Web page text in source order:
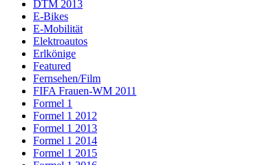
DTM 2013
E-Bikes
E-Mobilität
Elektroautos
Erlkönige
Featured
Fernsehen/Film
FIFA Frauen-WM 2011
Formel 1
Formel 1 2012
Formel 1 2013
Formel 1 2014
Formel 1 2015